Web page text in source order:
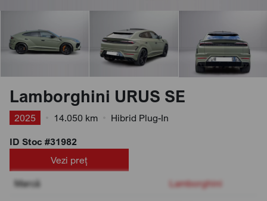
Lamborghini URUS SE
2025 14.050 km
Hibrid Plug-In
ID Stoc #31982
Vezi preț
Marcă
Lamborghini